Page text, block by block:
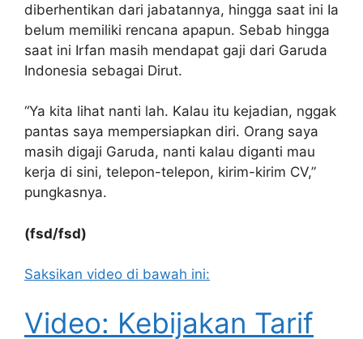
diberhentikan dari jabatannya, hingga saat ini Ia
belum memiliki rencana apapun. Sebab hingga
saat ini Irfan masih mendapat gaji dari Garuda
Indonesia sebagai Dirut.
“Ya kita lihat nanti lah. Kalau itu kejadian, nggak
pantas saya mempersiapkan diri. Orang saya
masih digaji Garuda, nanti kalau diganti mau
kerja di sini, telepon-telepon, kirim-kirim CV,”
pungkasnya.
(fsd/fsd)
Saksikan video di bawah ini:
Video: Kebijakan Tarif